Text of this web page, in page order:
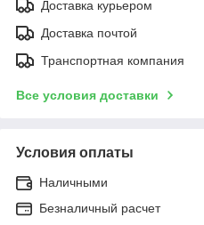
Доставка курьером
Доставка почтой
Транспортная компания
Все условия доставки
Условия оплаты
Наличными
Безналичный расчет